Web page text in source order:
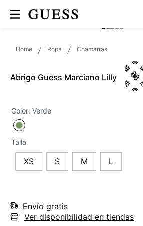
Ropa Chamarras
Abrigo Guess Marciano Lilly
Color: Verde
Talla
XS S M L
Envío gratis
Ver disponibilidad en tiendas